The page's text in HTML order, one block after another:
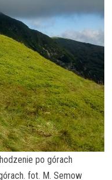
po górach
fot. M. Semow